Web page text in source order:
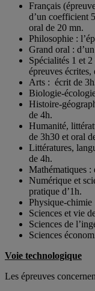
Français
d’un coefficient
oral de 20 mn.
Philosophie :
Grand oral :
Spécialités 1 et
épreuves écrites,
Arts : écrit de
Biologie-
Histoire-
de 4h.
Humanité,
de 3h30 et oral
Littératures,
de 4h.
Mathématiques :
Numérique et
pratique d’1h.
Physique-chimie
Sciences et vie
Sciences de
Sciences
Voie technologique
Les épreuves